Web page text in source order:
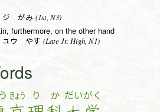
ジ がみ (1st, N3)
furthermore, on the other hand
ウ やす (Late Jr. High, N1)
きょう り か だいがく